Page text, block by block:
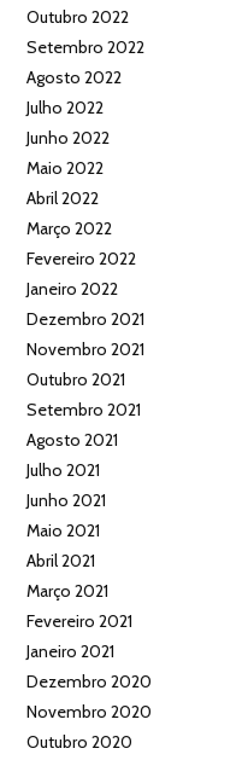
Outubro 2022
Setembro 2022
Agosto 2022
Julho 2022
Junho 2022
Maio 2022
Abril 2022
Março 2022
Fevereiro 2022
Janeiro 2022
Dezembro 2021
Novembro 2021
Outubro 2021
Setembro 2021
Agosto 2021
Julho 2021
Junho 2021
Maio 2021
Abril 2021
Março 2021
Fevereiro 2021
Janeiro 2021
Dezembro 2020
Novembro 2020
Outubro 2020